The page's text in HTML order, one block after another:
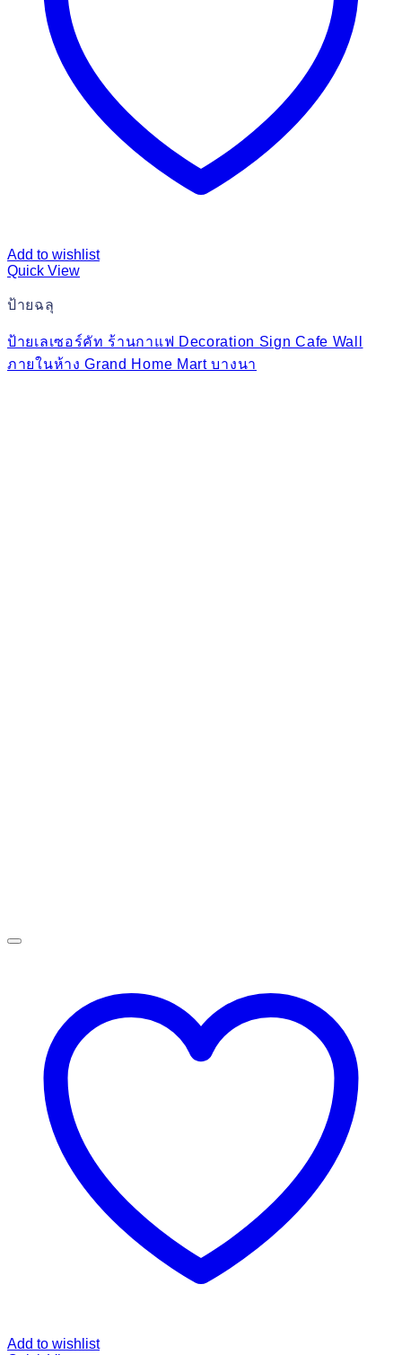
Add to wishlist
Quick View
ป้ายฉลุ
ป้ายเลเซอร์คัท ร้านกาแฟ Decoration Sign Cafe Wall
ภายในห้าง Grand Home Mart บางนา
Add to wishlist